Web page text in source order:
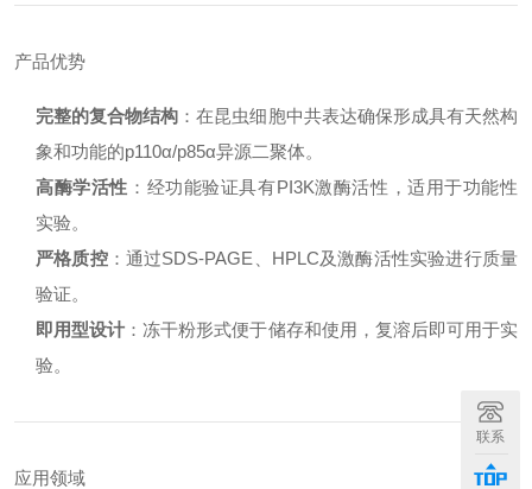
产品优势
完整的复合物结构 ：在昆虫细胞中共表达确保形成具有天然构
象和功能的p110α/p85α异源二聚体。
高酶学活性 ：经功能验证具有PI3K激酶活性，适用于功能性
实验。
严格质控：通过SDS-PAGE、HPLC及激酶活性实验进行质量
验证。
即用型设计 ：冻干粉形式便于储存和使用，复溶后即可用于实
验。
应用领域
联系